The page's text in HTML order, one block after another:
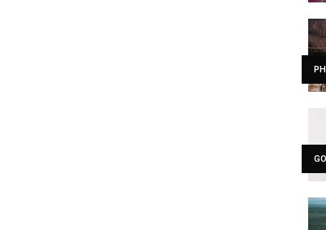
Get notified about exclusive offers